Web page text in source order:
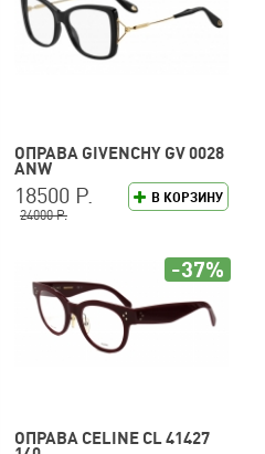
ОПРАВА GIVENCHY GV 0028
ANW
В КОРЗИНУ
18500 Р.
24000 Р.
ОПРАВА CELINE CL 41427
-37%